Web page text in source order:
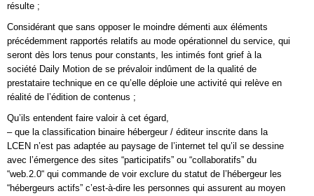
résulte ;
Considérant que sans opposer le moindre démenti aux éléments
précédemment rapportés relatifs au mode opérationnel du service, qui
seront dès lors tenus pour constants, les intimés font grief à la
société Daily Motion de se prévaloir indûment de la qualité de
prestataire technique en ce qu’elle déploie une activité qui relève en
réalité de l’édition de contenus ;
Qu’ils entendent faire valoir à cet égard,
– que la classification binaire hébergeur / éditeur inscrite dans la
LCEN n’est pas adaptée au paysage de l’internet tel qu’il se dessine
avec l’émergence des sites “participatifs” ou “collaboratifs” du
“web.2.0“ qui commande de voir exclure du statut de l’hébergeur les
“hébergeurs actifs” c’est-à-dire les personnes qui assurent au moyen